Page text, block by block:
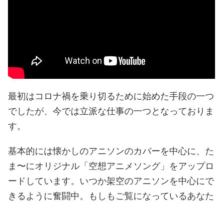
最初はコロナ禍を乗り切るために始めた手段の一つ
でしたが、今では立派な仕事の一つとなっておりま
す。
基本的には懐かしのアニソンのカバーを中心に、た
ま〜にオリジナル「空想アニメソング」をアップロ
ードしています。いつか架空のアニソンを中心にで
きるように奮闘中。もしもご覧になっているあなた